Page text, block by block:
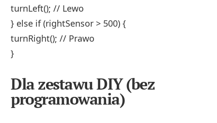
turnLeft(); // Lewo
} else if (rightSensor > 500) {
turnRight(); // Prawo
}
Dla zestawu DIY (bez
programowania)